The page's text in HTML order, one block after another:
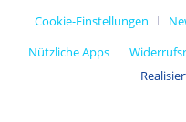
Cookie-Einstellungen
Nützliche Apps